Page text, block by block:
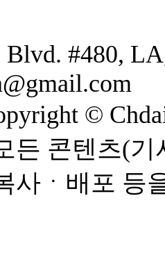
#480,
©
든 콘텐츠(
사ㆍ배포 등